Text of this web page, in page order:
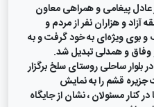
پیغامی و همراهی معاون
و هزاران نفر از مردم و
بوی ویژه‌ای به خود گرفت و به
وفاق و همدلی تبدیل شد.
جشنواره، پنجشنبه ۲۰ شهریور ۱۴۰۴، در بلوار ساحلی روستای سلخ برگزار
قشم را به نمایش
کنار مسئولان ، نشان از جایگاه